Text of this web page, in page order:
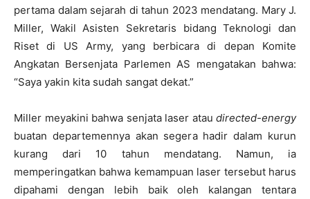
pertama dalam sejarah di tahun 2023 mendatang. Mary J.
Miller, Wakil Asisten Sekretaris bidang Teknologi dan
Riset di US Army, yang berbicara di depan Komite
Angkatan Bersenjata Parlemen AS mengatakan bahwa:
“Saya yakin kita sudah sangat dekat.”
Miller meyakini bahwa senjata laser atau directed-energy
buatan departemennya akan segera hadir dalam kurun
kurang dari 10 tahun mendatang. Namun, ia
memperingatkan bahwa kemampuan laser tersebut harus
dipahami dengan lebih baik oleh kalangan tentara